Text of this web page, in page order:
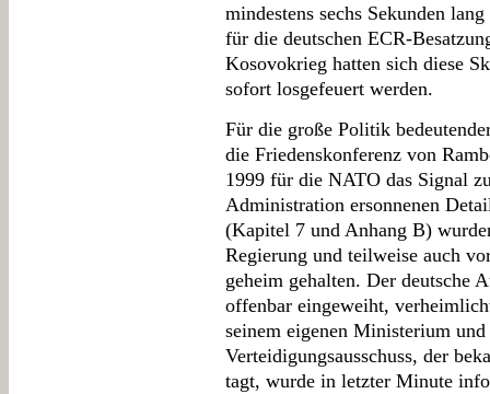
mindestens sechs Sekunden
für die deutschen ECR-
Kosovokrieg hatten sich diese
sofort losgefeuert werden.
Für die große Politik
die Friedenskonferenz von
1999 für die NATO das Signal
Administration ersonnenen
(Kapitel 7 und Anhang B)
Regierung und teilweise auch
geheim gehalten. Der deutsche
offenbar eingeweiht,
seinem eigenen Ministerium
Verteidigungsausschuss, der
tagt, wurde in letzter Minute